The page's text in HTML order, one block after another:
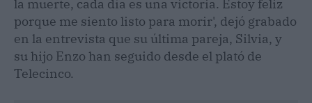
la muerte, cada día es una victoria. Estoy feliz
porque me siento listo para morir', dejó grabado
en la entrevista que su última pareja, Silvia, y
su hijo Enzo han seguido desde el plató de
Telecinco.